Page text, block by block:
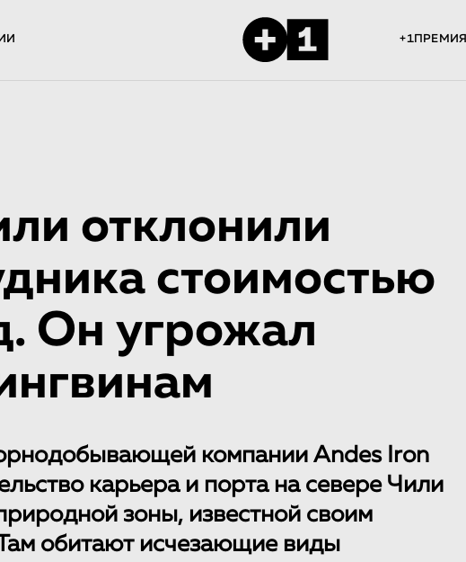
+1ПРЕМИЯ
отклонили
стоимостью
Он угрожал
компании Andes Iron
карьера и порта на севере Чили
зоны, известной своим
обитают исчезающие виды